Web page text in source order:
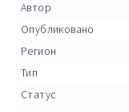
Автор
Опубликовано
Регион
Тип
Статус